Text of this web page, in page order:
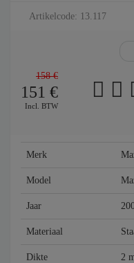
Artikelcode: 13.117
158 €
151 €
Incl. BTW
Merk
Model
Jaar
Materiaal
Dikte 2